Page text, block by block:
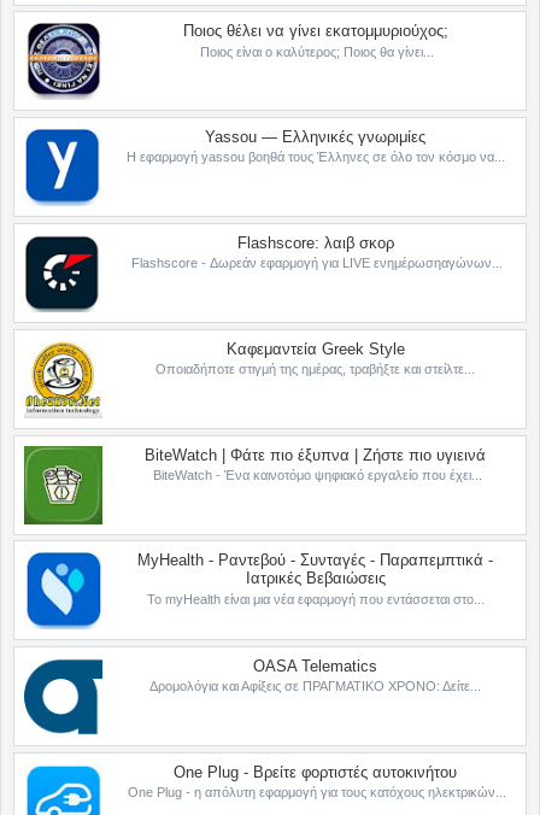
Ποιος θέλει να γίνει εκατομμυριούχος;
Ποιος είναι ο καλύτερος; Ποιος θα γίνει...
Yassou — Ελληνικές γνωριμίες
Η εφαρμογή yassou βοηθά τους Έλληνες σε όλο τον κόσμο να...
Flashscore: λαιβ σκορ
Flashscore - Δωρεάν εφαρμογή για LIVE ενημέρωσηαγώνων...
Καφεμαντεία Greek Style
Οποιαδήποτε στιγμή της ημέρας, τραβήξτε και στείλτε...
BiteWatch | Φάτε πιο έξυπνα | Ζήστε πιο υγιεινά
BiteWatch - Ένα καινοτόμο ψηφιακό εργαλείο που έχει...
MyHealth - Ραντεβού - Συνταγές - Παραπεμπτικά -
Ιατρικές Βεβαιώσεις
Το myHealth είναι μια νέα εφαρμογή που εντάσσεται στο...
OASA Telematics
Δρομολόγια και Αφίξεις σε ΠΡΑΓΜΑΤΙΚΟ ΧΡΟΝΟ: Δείτε...
One Plug - Βρείτε φορτιστές αυτοκινήτου
One Plug - η απόλυτη εφαρμογή για τους κατόχους ηλεκτρικών...